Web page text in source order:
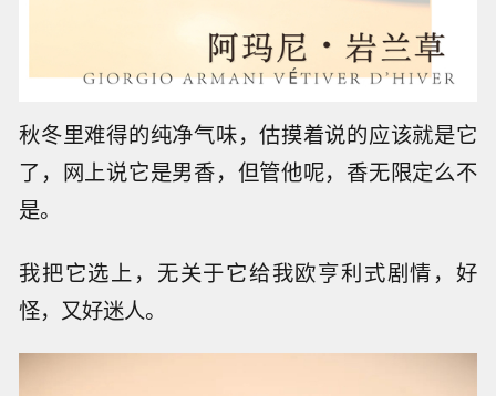
秋冬里难得的纯净气味，估摸着说的应该就是它
了，网上说它是男香，但管他呢，香无限定么不
是。
我把它选上，无关于它给我欧亨利式剧情，好
怪，又好迷人。